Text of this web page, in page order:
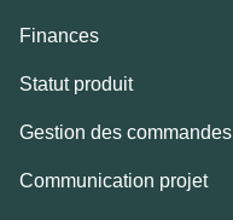
Finances
Statut produit
Gestion des commandes
Communication projet